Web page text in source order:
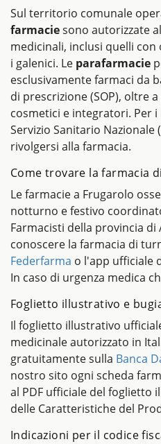
Sul territorio comunale
farmaciesono autorizzate
medicinali, inclusi quelli
i galenici. Le parafarmacie
esclusivamente farmaci da
di prescrizione (SOP), oltre
cosmetici e integratori. Per
Servizio Sanitario Nazionale
rivolgersi alla farmacia.
Come trovare la farmacia
Le farmacie a Frugarolo
notturno e festivo
Farmacisti della provincia di
conoscere la farmacia di
Federfarma o l'app ufficiale
In caso di urgenza medica
Foglietto illustrativo e
Il foglietto illustrativo
medicinale autorizzato in
gratuitamente sulla Banca
nostro sito ogni scheda
al PDF ufficiale del foglietto
delle Caratteristiche del
Indicazioni per il codice